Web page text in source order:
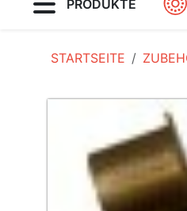
PRODUKTE
STARTSEITE